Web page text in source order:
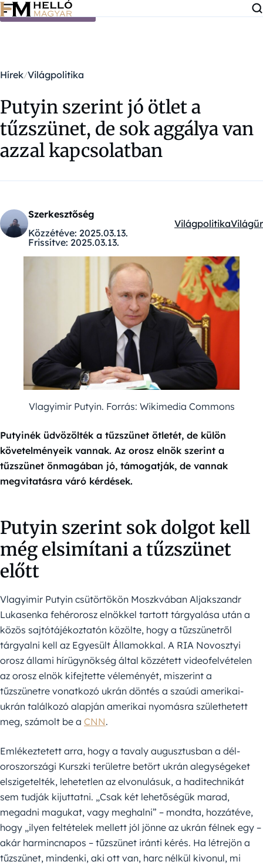
Ugrás a tartalomra
Hírek Világpolitika
Putyin szerint jó ötlet a
tűzszünet, de sok aggálya van
azzal kapcsolatban
Szerkesztőség
Közzétéve: 2025.03.13.
Frissítve: 2025.03.13.
Kategóriák:
VilágpolitikaVilágűr
Vlagyimir Putyin. Forrás: Wikimedia Commons
Putyinék üdvözölték a tűzszünet ötletét, de külön
követelményeik vannak. Az orosz elnök szerint a
tűzszünet önmagában jó, támogatják, de vannak
megvitatásra váró kérdések.
Putyin szerint sok dolgot kell
még elsimítani a tűzszünet
előtt
Vlagyimir Putyin csütörtökön Moszkvában Aljakszandr
Lukasenka fehérorosz elnökkel tartott tárgyalása után a
közös sajtótájékoztatón közölte, hogy a tűzszünetről
tárgyalni kell az Egyesült Államokkal. A RIA Novosztyi
orosz állami hírügynökség által közzétett videofelvételen
az orosz elnök kifejtette véleményét, miszerint a
tűzszünetre vonatkozó ukrán döntés a szaúdi amerikai-
ukrán találkozó alapján amerikai nyomásra születhetett
meg, számolt be a CNN.
Emlékeztetett arra, hogy a tavaly augusztusban a dél-
oroszországi Kurszki területre betört ukrán alegységeket
elszigetelték, lehetetlen az elvonulásuk, a haditechnikát
sem tudják kijuttatni. „Csak két lehetőségük marad,
megadni magukat, vagy meghalni” – mondta, hozzátéve,
hogy „ilyen feltételek mellett jól jönne az ukrán félnek egy –
akár harmincnapos – tűzszünet iránti kérés. Ha létrejön a
tűzszünet, mindenki, aki ott van, harc nélkül kivonul, mi